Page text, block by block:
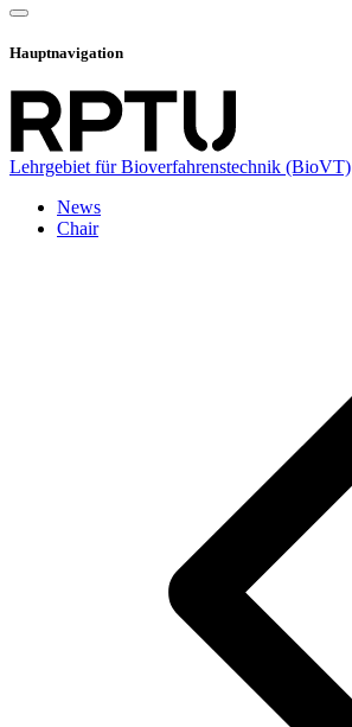
Hauptnavigation
Lehrgebiet für Bioverfahrenstechnik (BioVT)
News
Chair